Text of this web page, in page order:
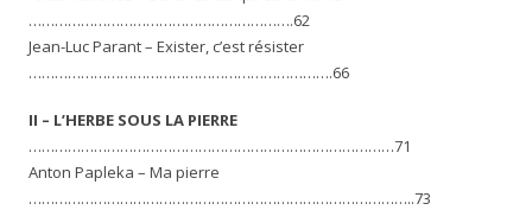
…………………………………………………….62
Jean-Luc Parant – Exister, c’est résister
…………………………………………………………….66
II – L’HERBE SOUS LA PIERRE
…………………………………………………………………………71
Anton Papleka – Ma pierre
……………………………………………………………………………..73